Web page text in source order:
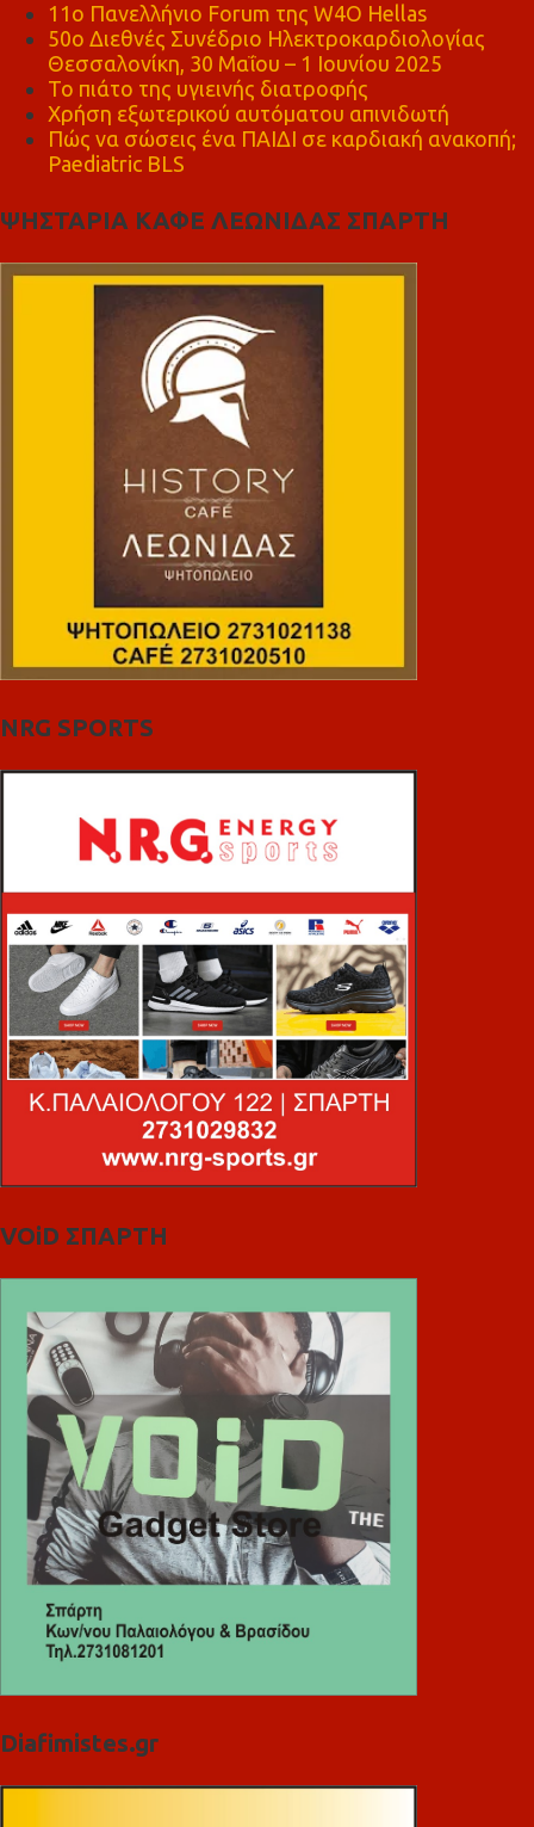
11ο Πανελλήνιο Forum της W4O Hellas
50ο Διεθνές Συνέδριο Ηλεκτροκαρδιολογίας
Θεσσαλονίκη, 30 Μαΐου – 1 Ιουνίου 2025
Το πιάτο της υγιεινής διατροφής
Χρήση εξωτερικού αυτόματου απινιδωτή
Πώς να σώσεις ένα ΠΑΙΔΙ σε καρδιακή ανακοπή;
Paediatric BLS
ΨΗΣΤΑΡΙΑ ΚΑΦΕ ΛΕΩΝΙΔΑΣ ΣΠΑΡΤΗ
NRG SPORTS
VOiD ΣΠΑΡΤΗ
Diafimistes.gr